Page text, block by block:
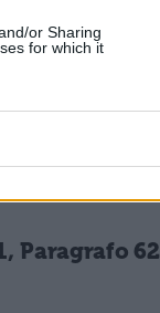
or Sharing
for which it
Paragrafo 27
Paragrafo 62